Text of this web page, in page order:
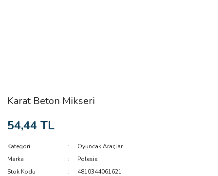
Karat Beton Mikseri
54,44 TL
Kategori
Oyuncak Araçlar
Marka
Polesie
Stok Kodu
4810344061621